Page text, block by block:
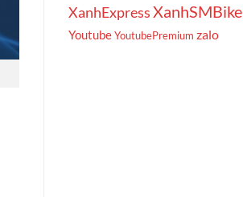
XanhExpressXanhSMBike
Youtube YoutubePremium zalo